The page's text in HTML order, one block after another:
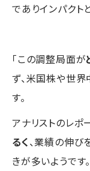
でありインパクト
「この調整局面が
ず、米国株や世
す。
アナリストのレポ
るく、業績の伸び
きが多いようです。